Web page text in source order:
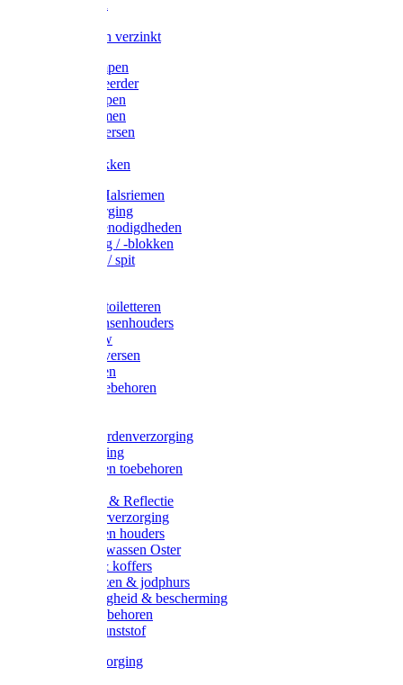
Voerbakken verzinkt
Warmtelampen
Staartcoupeerder
Biggenkappen
Neuskrammen
Varken diversen
Varkensbakken
Halsters / Halsriemen
Hoefverzorging
Lammer benodigdheden
Ramdektuig / -blokken
Vastzetpen / spit
Poetsen & toiletteren
Zadel-/Trensenhouders
Halstertouw
Halsters diversen
Hoofdstellen
Zadel & toebehoren
Rapide paardenverzorging
Ruiter kleding
Hoofdstellen toebehoren
Verlichting & Reflectie
Rapide leerverzorging
Likstenen en houders
Poetsen & wassen Oster
Poetssets & koffers
Ruiter laarzen & jodphurs
Ruiter veiligheid & bescherming
Ruiter - toebehoren
Voerbak kunststof
Klauwverzorging